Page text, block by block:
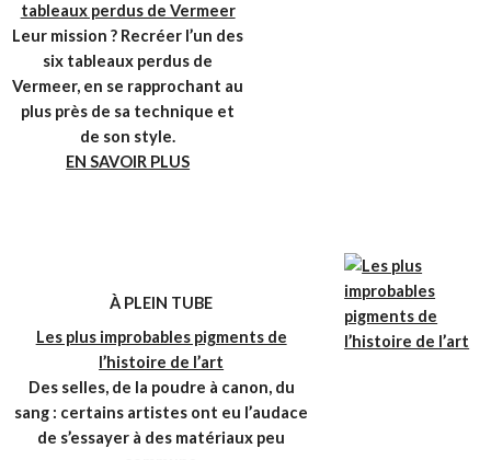
tableaux perdus de Vermeer
Leur mission ? Recréer l’un des
six tableaux perdus de
Vermeer, en se rapprochant au
plus près de sa technique et
de son style.
EN SAVOIR PLUS
À PLEIN TUBE
Les plus improbables pigments de
l’histoire de l’art
Des selles, de la poudre à canon, du
sang : certains artistes ont eu l’audace
de s’essayer à des matériaux peu